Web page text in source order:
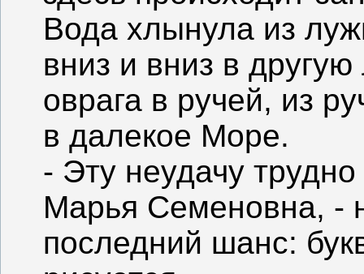
Вода хлынула из
вниз и вниз в
оврага в ручей, из
в далекое Море.
- Эту неудачу
Марья Семеновна, -
последний шанс: